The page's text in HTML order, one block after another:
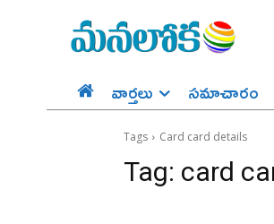
వార్తలు సమాచారం
Tags Card card details
Tag: card